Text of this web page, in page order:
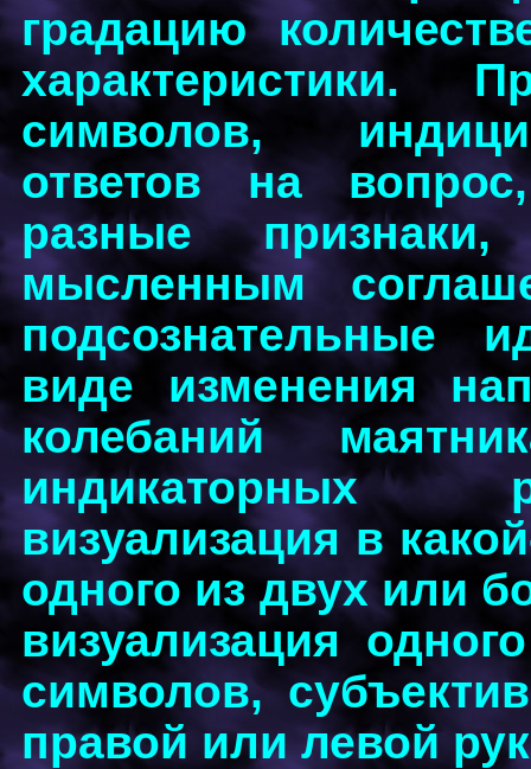
градацию
символов,
ответов на
разные
мысленным
подсознательные
виде изменения
колебаний
индикаторных
визуализация в
одного из двух или
визуализация
символов,
правой или левой